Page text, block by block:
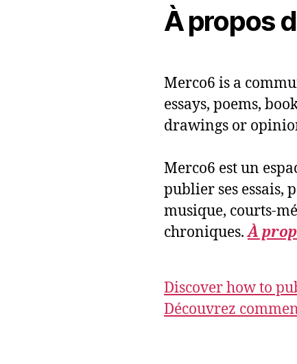
À propos
Merco6 is a
essays, poems,
drawings or
Merco6 est un
publier ses essais,
musique, courts-
chroniques.À
Discover how to
Découvrez